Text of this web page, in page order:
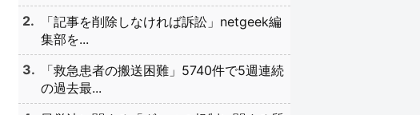
「記事を削除しなければ訴訟」netgeek編
集部を...
「救急患者の搬送困難」5740件で5週連続
の過去最...